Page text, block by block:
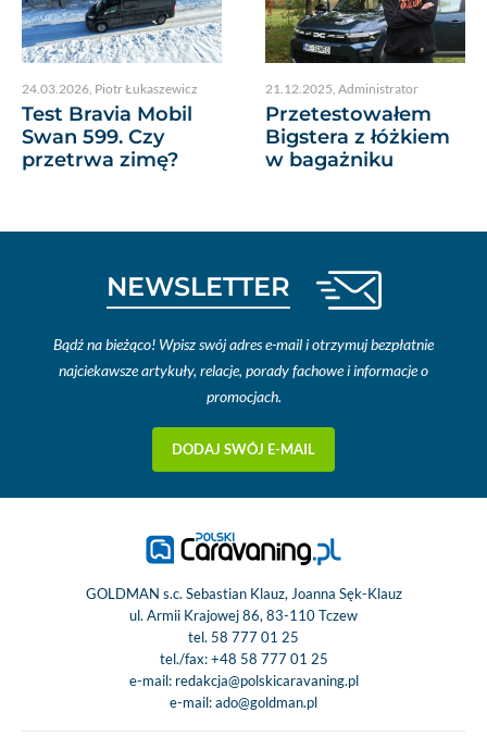
24.03.2026, Piotr Łukaszewicz
Test Bravia Mobil
Swan 599. Czy
przetrwa zimę?
21.12.2025, Administrator
Przetestowałem
Bigstera z łóżkiem
w bagażniku
NEWSLETTER
Bądź na bieżąco! Wpisz swój adres e-mail i otrzymuj bezpłatnie
najciekawsze artykuły, relacje, porady fachowe i informacje o
promocjach.
DODAJ SWÓJ E-MAIL
GOLDMAN s.c. Sebastian Klauz, Joanna Sęk-Klauz
ul. Armii Krajowej 86, 83-110 Tczew
tel. 58 777 01 25
tel./fax:+48 58 777 01 25
e-mail: redakcja@polskicaravaning.pl
e-mail:ado@goldman.pl